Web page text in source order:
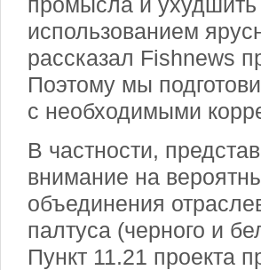
использованием
рассказал Fishnews
Поэтому мы
с необходимыми
В частности,
внимание на
объединения
палтуса (черного и
Пункт 11.21 проекта